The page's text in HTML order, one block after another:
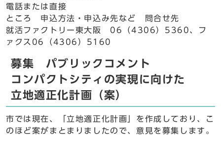
電話または直接
ところ 申込方法・申込み先など 問合せ先
就活ファクトリー東大阪 06（4306）5360、フ
ァクス06（4306）5160
募集 パブリックコメント
コンパクトシティの実現に向けた
立地適正化計画（案）
市では現在、「立地適正化計画」を作成しており、こ
のほど案がまとまりましたので、意見を募集します。